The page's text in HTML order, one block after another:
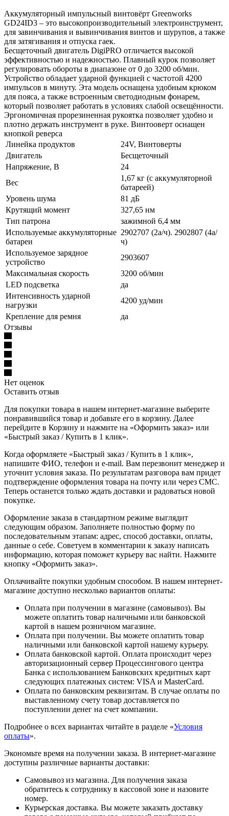
Аккумуляторный импульсный винтовёрт Greenworks
GD24ID3 – это высокопроизводительный электроинструмент,
для завинчивания и вывинчивания винтов и шурупов, а также
для затягивания и отпуска гаек.
Бесщеточный двигатель DigiPRO отличается высокой
эффективностью и надежностью. Плавный курок позволяет
регулировать обороты в диапазоне от 0 до 3200 об/мин.
Устройство обладает ударной функцией с частотой 4200
импульсов в минуту. Эта модель оснащена удобным крюком
для пояса, а также встроенным светодиодным фонарем,
который позволяет работать в условиях слабой освещённости.
Эргономичная прорезиненная рукоятка позволяет удобно и
плотно держать инструмент в руке. Винтооверт оснащен
кнопкой реверса
Линейка продуктов
24V, Винтоверты
Двигатель
Бесщеточный
Напряжение, В
24
Вес
1,67 кг (с аккумуляторной
батареей)
Уровень шума
81 дБ
Крутящий момент
327,65 нм
Тип патрона
зажимной 6,4 мм
Используемые аккумуляторные
батареи
2902707 (2а/ч). 2902807 (4а/
ч)
Используемое зарядное
устройство
2903607
Максимальная скорость
3200 об/мин
LED подсветка
да
Интенсивность ударной
нагрузки
4200 уд/мин
Крепление для ремня
да
Отзывы
Нет оценок
Оставить отзыв
Для покупки товара в нашем интернет-магазине выберите
понравившийся товар и добавьте его в корзину. Далее
перейдите в Корзину и нажмите на «Оформить заказ» или
«Быстрый заказ / Купить в 1 клик».
Когда оформляете «Быстрый заказ / Купить в 1 клик»,
напишите ФИО, телефон и e-mail. Вам перезвонит менеджер и
уточнит условия заказа. По результатам разговора вам придет
подтверждение оформления товара на почту или через СМС.
Теперь останется только ждать доставки и радоваться новой
покупке.
Оформление заказа в стандартном режиме выглядит
следующим образом. Заполняете полностью форму по
последовательным этапам: адрес, способ доставки, оплаты,
данные о себе. Советуем в комментарии к заказу написать
информацию, которая поможет курьеру вас найти. Нажмите
кнопку «Оформить заказ».
Оплачивайте покупки удобным способом. В нашем интернет-
магазине доступно несколько вариантов оплаты:
Оплата при получении в магазине (самовывоз). Вы
можете оплатить товар наличными или банковской
картой в нашем розничном магазине.
Оплата при получении. Вы можете оплатить товар
наличными или банковской картой нашему курьеру.
Оплата банковской картой. Оплата происходит через
авторизационный сервер Процессингового центра
Банка с использованием Банковских кредитных карт
следующих платежных систем: VISA и MasterCard.
Оплата по банковским реквизитам. В случае оплаты по
выставленному счету товар доставляется по
поступлении денег на счет компании.
Подробнее о всех вариантах читайте в разделе «Условия
оплаты».
Экономьте время на получении заказа. В интернет-магазине
доступны различные варианты доставки:
Самовывоз из магазина. Для получения заказа
обратитесь к сотруднику в кассовой зоне и назовите
номер.
Курьерская доставка. Вы можете заказать доставку